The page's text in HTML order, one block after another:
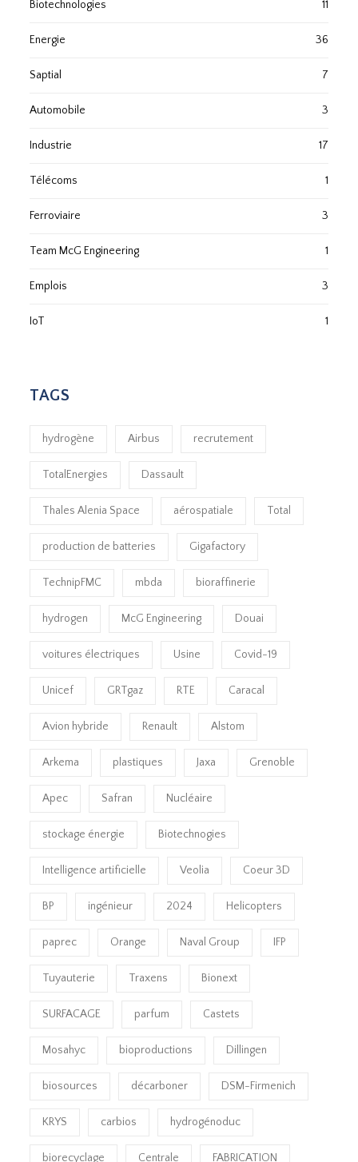
Biotechnologies 11
Energie 36
Saptial 7
Automobile 3
Industrie 17
Télécoms 1
Ferroviaire 3
Team McG Engineering 1
Emplois 3
IoT 1
TAGS
hydrogène Airbus recrutement
TotalEnergies Dassault
Thales Alenia Space aérospatiale Total
production de batteries Gigafactory
TechnipFMC mbda bioraffinerie
hydrogen McG Engineering Douai
voitures électriques Usine Covid-19
Unicef GRTgaz RTE Caracal
Avion hybride Renault Alstom
Arkema plastiques Jaxa Grenoble
Apec Safran Nucléaire
stockage énergie Biotechnogies
Intelligence artificielle Veolia Coeur 3D
BP ingénieur 2024 Helicopters
paprec Orange Naval Group IFP
Tuyauterie Traxens Bionext
SURFACAGE parfum Castets
Mosahyc bioproductions Dillingen
biosources décarboner DSM-Firmenich
KRYS carbios hydrogénoduc
biorecyclage Centrale FABRICATION